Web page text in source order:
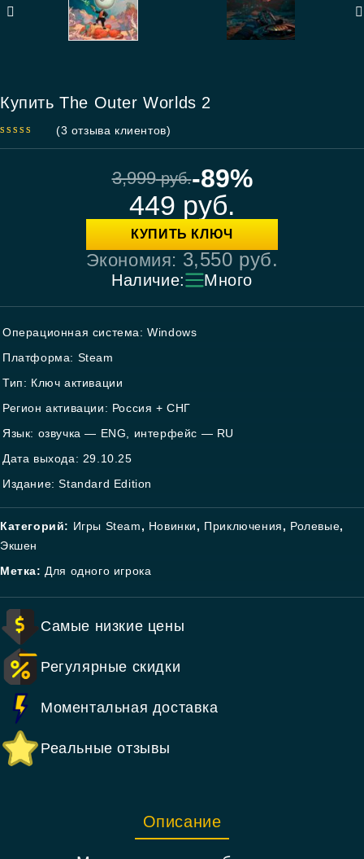
Купить The Outer Worlds 2
(3 отзыва клиентов)
3,999руб.-89%
449 руб.
КУПИТЬ КЛЮЧ
Экономия: 3,550 руб.
Наличие: Много
Операционная система: Windows
Платформа: Steam
Тип: Ключ активации
Регион активации: Россия + СНГ
Язык: озвучка — ENG, интерфейс — RU
Дата выхода: 29.10.25
Издание: Standard Edition
Категорий: Игры Steam, Новинки, Приключения, Ролевые,
Экшен
Метка: Для одного игрока
Самые низкие цены
Регулярные скидки
Моментальная доставка
Реальные отзывы
Описание